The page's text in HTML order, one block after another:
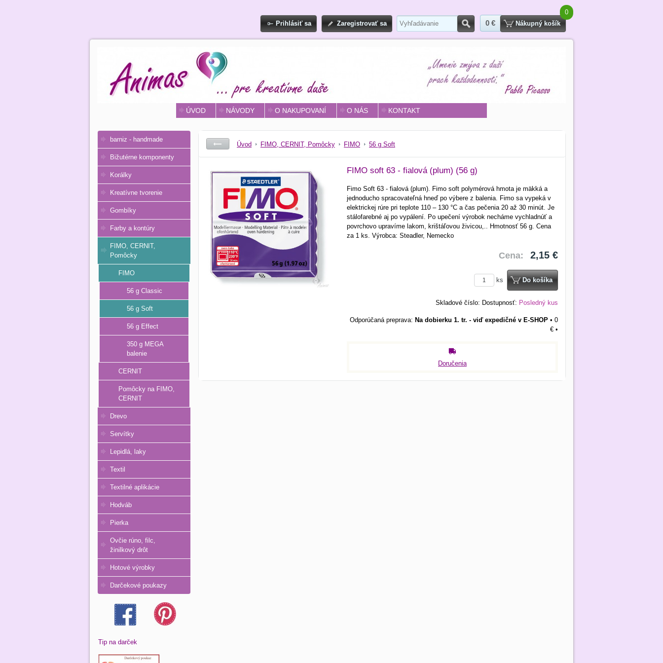
Prihlásiť sa Zaregistrovať sa Hľadať
0 €
0
Nákupný košík
ÚVOD NÁVODY O NAKUPOVANÍ O NÁS KONTAKT
Úvod FIMO, CERNIT, Pomôcky FIMO 56 g Soft
FIMO soft 63 - fialová (plum) (56 g)
Fimo Soft 63 - fialová (plum). Fimo soft polymérová hmota je mäkká a
jednoducho spracovateľná hneď po výbere z balenia. Fimo sa vypeká v
elektrickej rúre pri teplote 110 – 130 °C a čas pečenia 20 až 30 minút. Je
stálofarebné aj po vypálení. Po upečení výrobok necháme vychladnúť a
povrchovo upravíme lakom, krištáľovou živicou,.. Hmotnosť 56 g. Cena
za 1 ks. Výrobca: Steadler, Nemecko
Cena: 2,15 €
ks Do košíka
Skladové číslo: Dostupnosť: Posledný kus
Na dobierku 1. tr. - viď expedičné v E-SHOP • 0
€ •
Doručenia
barniz - handmade
Bižutérne komponenty
Korálky
Kreatívne tvorenie
Gombíky
Farby a kontúry
FIMO, CERNIT,
Pomôcky
FIMO
56 g Classic
56 g Soft
56 g Effect
350 g MEGA
balenie
CERNIT
Pomôcky na FIMO,
CERNIT
Drevo
Servítky
Lepidlá, laky
Textil
Textilné aplikácie
Hodváb
Pierka
Ovčie rúno, filc,
žinilkový drôt
Hotové výrobky
Darčekové poukazy
Tip na darček